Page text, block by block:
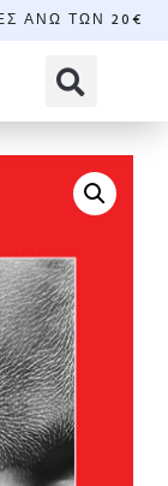
ΆΝΩ ΤΩΝ 20€